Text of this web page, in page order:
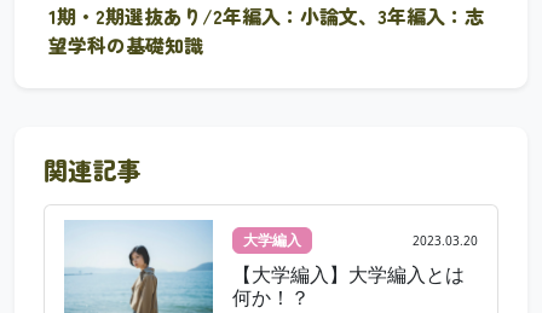
1期・2期選抜あり/2年編入：小論文、3年編入：志
望学科の基礎知識
関連記事
大学編入 2023.03.20
【大学編入】大学編入とは
何か！？